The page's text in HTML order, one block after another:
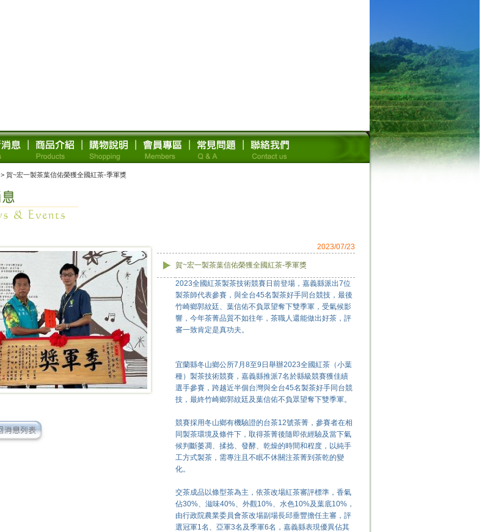
> 賀~宏一製茶葉信佑榮獲全國紅茶-季軍獎
2023/07/23
賀~宏一製茶葉信佑榮獲全國紅茶-季軍獎
2023全國紅茶製茶技術競賽日前登場，嘉義縣派出7位
製茶師代表參賽，與全台45名製茶好手同台競技，最後
竹崎鄉郭紋廷、葉信佑不負眾望奪下雙季軍，受氣候影
響，今年茶菁品質不如往年，茶職人還能做出好茶，評
審一致肯定是真功夫。
宜蘭縣冬山鄉公所7月8至9日舉辦2023全國紅茶（小葉
種）製茶技術競賽，嘉義縣推派7名於縣級競賽獲佳績
選手參賽，跨越近半個台灣與全台45名製茶好手同台競
技，最終竹崎鄉郭紋廷及葉信佑不負眾望奪下雙季軍。
競賽採用冬山鄉有機驗證的台茶12號茶菁，參賽者在相
同製茶環境及條件下，取得茶菁後隨即依經驗及當下氣
候判斷萎凋、揉捻、發酵、乾燥的時間和程度，以純手
工方式製茶，需專注且不眠不休關注茶菁到茶乾的變
化。
交茶成品以條型茶為主，依茶改場紅茶審評標準，香氣
佔30%、滋味40%、外觀10%、水色10%及葉底10%，
由行政院農業委員會茶改場副場長邱垂豐擔任主審，評
選冠軍1名、亞軍3名及季軍6名，嘉義縣表現優異佔其